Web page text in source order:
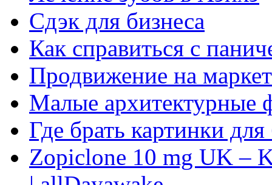
Сдэк для бизнеса
Как справиться с
Продвижение на
Малые архитектурные
Где брать картинки
Zopiclone 10 mg UK –